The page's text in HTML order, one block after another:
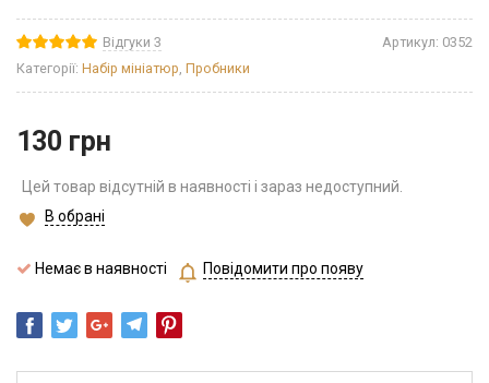
Відгуки 3 Артикул: 0352
Категорії: Набір мініатюр, Пробники
130 грн
Цей товар відсутній в наявності і зараз недоступний.
В обрані
Немає в наявності Повідомити про появу